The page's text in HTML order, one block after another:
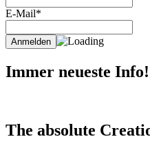
E-Mail*
Immer neueste Info!
The absolute